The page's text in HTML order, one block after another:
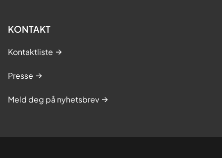
KONTAKT
Kontaktliste
Presse
Meld deg på nyhetsbrev